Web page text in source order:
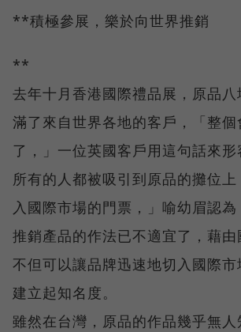
**積極參展，樂於向世界推銷
**
去年十月香港國際禮品展，原品
滿了來自世界各地的客戶，「整
了，」一位英國客戶用這句話來
所有的人都被吸引到原品的攤位
入國際市場的門票，」喻幼眉認
推銷產品的作法已不適宜了，藉
不但可以讓品牌迅速地切入國際
建立起知名度。
雖然在台灣，原品的作品幾乎無